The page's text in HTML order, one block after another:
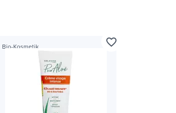
Bio-Kosmetik favorite_border